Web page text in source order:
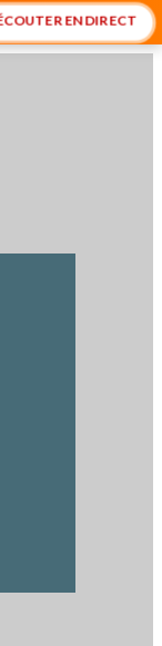
• 🎙️
EN DIRECT